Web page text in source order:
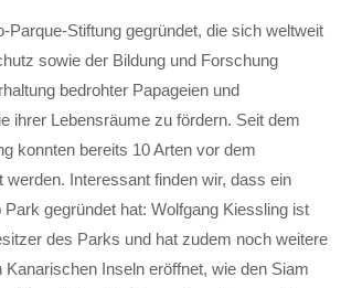
Parque-Stiftung gegründet, die sich weltweit
sowie der Bildung und Forschung
bedrohter Papageien und
ihrer Lebensräume zu fördern. Seit dem
konnten bereits 10 Arten vor dem
werden. Interessant finden wir, dass ein
gegründet hat: Wolfgang Kiessling ist
des Parks und hat zudem noch weitere
Kanarischen Inseln eröffnet, wie den Siam